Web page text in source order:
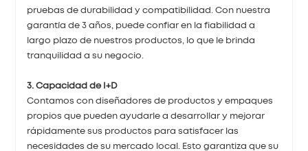
pruebas de durabilidad y compatibilidad. Con nuestra
garantía de 3 años, puede confiar en la fiabilidad a
largo plazo de nuestros productos, lo que le brinda
tranquilidad a su negocio.
3. Capacidad de I+D
Contamos con diseñadores de productos y empaques
propios que pueden ayudarle a desarrollar y mejorar
rápidamente sus productos para satisfacer las
necesidades de su mercado local. Esto garantiza que su